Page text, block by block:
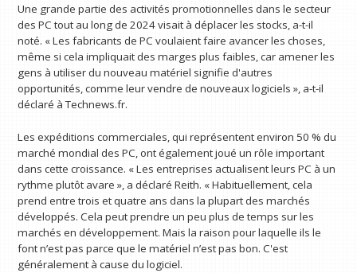
Une grande partie des activités promotionnelles dans le secteur
des PC tout au long de 2024 visait à déplacer les stocks, a-t-il
noté. « Les fabricants de PC voulaient faire avancer les choses,
même si cela impliquait des marges plus faibles, car amener les
gens à utiliser du nouveau matériel signifie d'autres
opportunités, comme leur vendre de nouveaux logiciels », a-t-il
déclaré à Technews.fr.
Les expéditions commerciales, qui représentent environ 50 % du
marché mondial des PC, ont également joué un rôle important
dans cette croissance. « Les entreprises actualisent leurs PC à un
rythme plutôt avare », a déclaré Reith. « Habituellement, cela
prend entre trois et quatre ans dans la plupart des marchés
développés. Cela peut prendre un peu plus de temps sur les
marchés en développement. Mais la raison pour laquelle ils le
font n’est pas parce que le matériel n’est pas bon. C'est
généralement à cause du logiciel.